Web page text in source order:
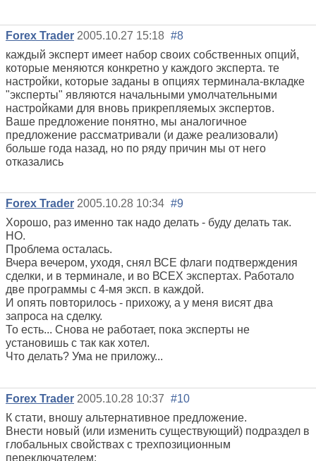
Forex Trader 2005.10.27 15:18 #8
каждый эксперт имеет набор своих собственных опций,
которые меняются конкретно у каждого эксперта. те
настройки, которые заданы в опциях терминала-вкладке
"эксперты" являются начальными умолчательными
настройками для вновь прикрепляемых экспертов.
Ваше предложение понятно, мы аналогичное
предложение рассматривали (и даже реализовали)
больше года назад, но по ряду причин мы от него
отказались
Forex Trader 2005.10.28 10:34 #9
Хорошо, раз именно так надо делать - буду делать так.
НО.
Проблема осталась.
Вчера вечером, уходя, снял ВСЕ флаги подтверждения
сделки, и в терминале, и во ВСЕХ экспертах. Работало
две программы с 4-мя эксп. в каждой.
И опять повторилось - прихожу, а у меня висят два
запроса на сделку.
То есть... Снова не работает, пока эксперты не
установишь с так как хотел.
Что делать? Ума не приложу...
Forex Trader 2005.10.28 10:37 #10
К стати, вношу альтернативное предложение.
Внести новый (или изменить существующий) подраздел в
глобальных свойствах с трехпозиционным
переключателем: